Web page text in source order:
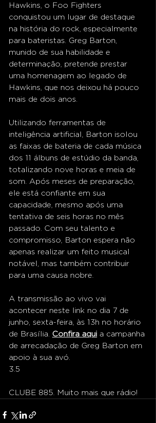
Hawkins, o Foo Fighters
conquistou um lugar de destaque
na história do rock, especialmente
para bateristas. Greg Barton,
munido de sua habilidade e
determinação, pretende prestar
uma homenagem ao legado de
Hawkins, que nos deixou há pouco
mais de dois anos.
Utilizando ferramentas de
inteligência artificial, Barton isolou
as faixas de bateria de cada música
dos 11 álbuns de estúdio da banda,
totalizando nove horas e meia de
som. Após meses de preparação,
ele está confiante em sua
capacidade, mesmo após uma
tentativa de seis horas no mês
passado. Com seu talento e
compromisso, Barton espera não
apenas realizar um feito musical
notável, mas também contribuir
para uma causa nobre.
A transmissão ao vivo vai
acontecer neste link no dia 7 de
junho, sexta-feira, às 13h no horário
de Brasília. Confira aqui a campanha
de arrecadação de Greg Barton em
apoio à sua avó.
3.5
CLUBE 885. Muito mais que rádio!